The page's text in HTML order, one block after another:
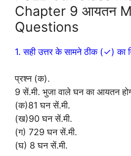
Chapter 9 आयतन
Questions
1. सही उत्तर के सामने ठीक (✓) का
प्रश्न (क).
9 सें.मी. भुजा वाले घन का आयतन
(क)81 घन सें.मी.
(ख)90 घन सें.मी.
(ग) 729 घन सें.मी.
(घ) 8 घन सें.मी.